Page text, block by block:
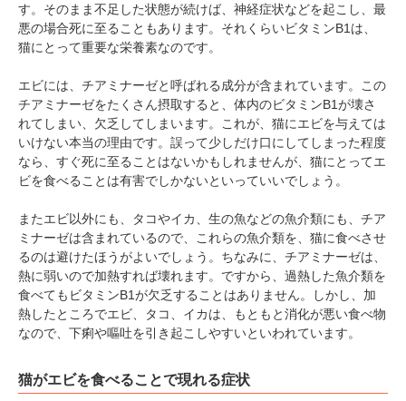
す。そのまま不足した状態が続けば、神経症状などを起こし、最
悪の場合死に至ることもあります。それくらいビタミンB1は、
猫にとって重要な栄養素なのです。
エビには、チアミナーゼと呼ばれる成分が含まれています。この
チアミナーゼをたくさん摂取すると、体内のビタミンB1が壊さ
れてしまい、欠乏してしまいます。これが、猫にエビを与えては
いけない本当の理由です。誤って少しだけ口にしてしまった程度
なら、すぐ死に至ることはないかもしれませんが、猫にとってエ
ビを食べることは有害でしかないといっていいでしょう。
またエビ以外にも、タコやイカ、生の魚などの魚介類にも、チア
ミナーゼは含まれているので、これらの魚介類を、猫に食べさせ
るのは避けたほうがよいでしょう。ちなみに、チアミナーゼは、
熱に弱いので加熱すれば壊れます。ですから、過熱した魚介類を
食べてもビタミンB1が欠乏することはありません。しかし、加
熱したところでエビ、タコ、イカは、もともと消化が悪い食べ物
なので、下痢や嘔吐を引き起こしやすいといわれています。
猫がエビを食べることで現れる症状
PECOアプリをダウンロード済みの方